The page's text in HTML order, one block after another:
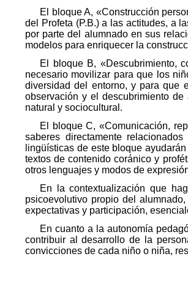
El bloque A, «Construcción
del Profeta (P.B.) a las actitudes, a
por parte del alumnado en sus
modelos para enriquecer la
El bloque B, «Descubrimiento,
necesario movilizar para que los
diversidad del entorno, y para que
observación y el descubrimiento
natural y sociocultural.
El bloque C, «Comunicación,
saberes directamente
lingüísticas de este bloque
textos de contenido coránico y
otros lenguajes y modos de
En la contextualización que
psicoevolutivo propio del
expectativas y participación,
En cuanto a la autonomía
contribuir al desarrollo de la
convicciones de cada niño o niña,